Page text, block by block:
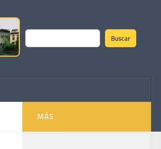
Buscar
Buscar
MÁS